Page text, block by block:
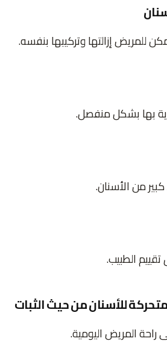
للمريض إزالتها وتركيبها بنفسه.
بها بشكل منفصل.
من الأسنان.
الطبيب.
للأسنان من حيث الثبات
راحة المريض اليومية.